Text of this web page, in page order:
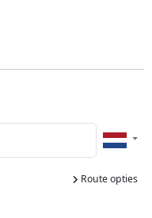
Route opties